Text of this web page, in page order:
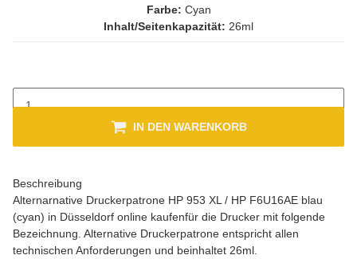
Farbe: Cyan
Inhalt/Seitenkapazität: 26ml
IN DEN WARENKORB
Beschreibung
Alternarnative Druckerpatrone HP 953 XL / HP F6U16AE blau
(cyan) in Düsseldorf online kaufenfür die Drucker mit folgende
Bezeichnung. Alternative Druckerpatrone entspricht allen
technischen Anforderungen und beinhaltet 26ml.